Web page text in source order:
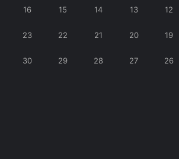
12
13
14
15
16
19
20
21
22
23
26
27
28
29
30